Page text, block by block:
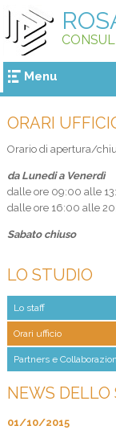
Menu
ORARI
Orario di apertura/
da Lunedi a Venerdì
dalle ore 09:00 alle
dalle ore 16:00 alle
Sabato chiuso
LO STUDIO
Lo staff
Orari ufficio
Partners e
NEWS DELLO
01/10/2015